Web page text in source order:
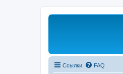
Ссылки FAQ